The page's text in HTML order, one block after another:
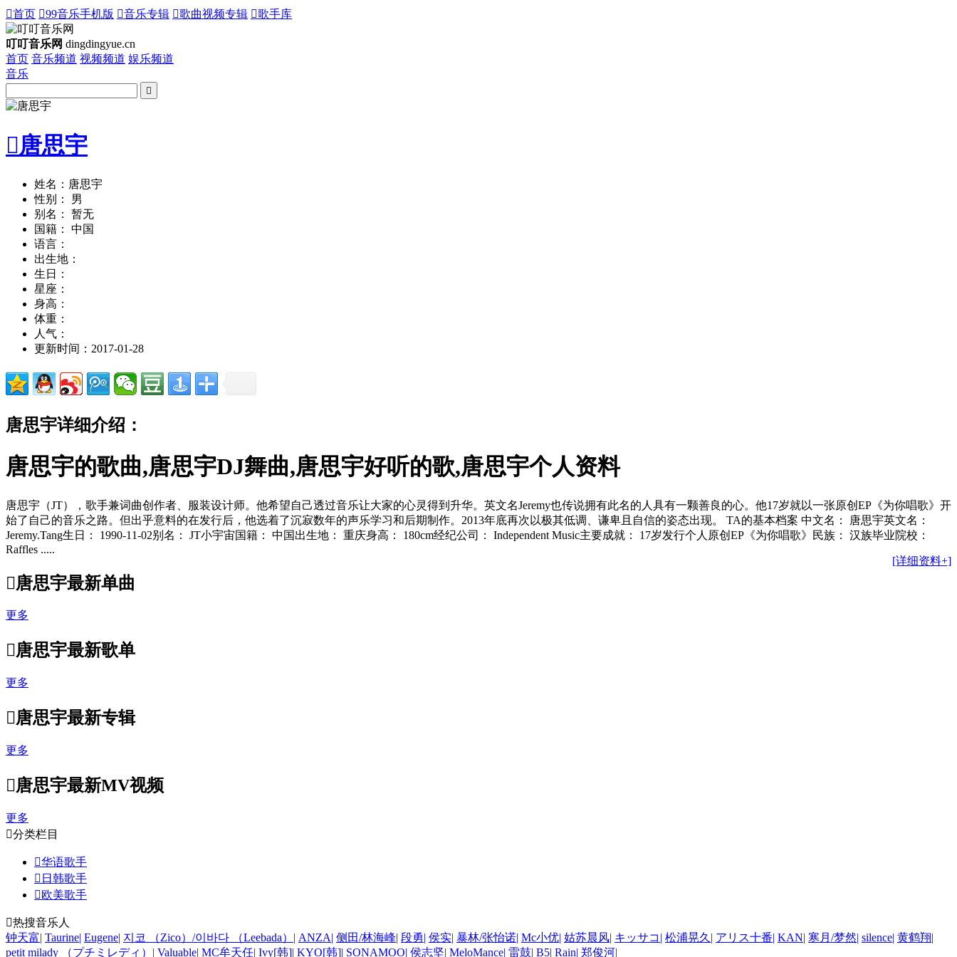
首页 99音乐手机版 音乐专辑 歌曲视频专辑 歌手库
叮叮音乐网 dingdingyue.cn
首页 音乐频道 视频频道 娱乐频道
音乐

唐思宇
姓名：唐思宇
性别： 男
别名： 暂无
国籍： 中国
语言：
出生地：
生日：
星座：
身高：
体重：
人气：
更新时间：2017-01-28
唐思宇详细介绍：
唐思宇的歌曲,唐思宇DJ舞曲,唐思宇好听的歌,唐思宇个人资料
唐思宇（JT），歌手兼词曲创作者、服装设计师。他希望自己透过音乐让大家的心灵得到升华。英文名Jeremy也传说拥有此名的人具有一颗善良的心。他17岁就以一张原创EP《为你唱歌》开
始了自己的音乐之路。但出乎意料的在发行后，他选着了沉寂数年的声乐学习和后期制作。2013年底再次以极其低调、谦卑且自信的姿态出现。 TA的基本档案 中文名： 唐思宇英文名：
Jeremy.Tang生日： 1990-11-02别名： JT小宇宙国籍： 中国出生地： 重庆身高： 180cm经纪公司： Independent Music主要成就： 17岁发行个人原创EP《为你唱歌》民族： 汉族毕业院校：
Raffles .....
[详细资料+]
唐思宇最新单曲
更多
唐思宇最新歌单
更多
唐思宇最新专辑
更多
唐思宇最新MV视频
更多
分类栏目
华语歌手
 日韩歌手
欧美歌手
热搜音乐人
钟天富| Taurine| Eugene| 지코 （Zico）/이바다 （Leebada） | ANZA| 侧田/林海峰| 段勇| 侯实| 暴林/张怡诺| Mc小优| 姑苏晨风| キッサコ | 松浦晃久 | アリス十番| KAN| 寒月/梦然| silence| 黄鹤翔|
petit milady （プチミレディ） | Valuable| MC牟天任| Ivy[韩]| KYO[韩]| SONAMOO| 侯志坚| MeloMance| 雷鼓| B5| Rain| 郑俊河|